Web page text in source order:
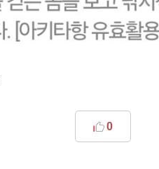
0